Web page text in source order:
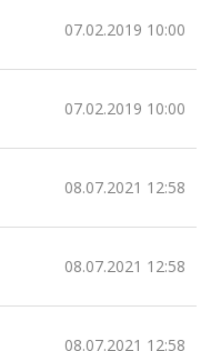
07.02.2019 10:00
07.02.2019 10:00
08.07.2021 12:58
08.07.2021 12:58
08.07.2021 12:58